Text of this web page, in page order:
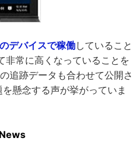
デバイスで稼働していること
非常に高くなっていることを
追跡データも合わせて公開さ
懸念する声が挙がっていま